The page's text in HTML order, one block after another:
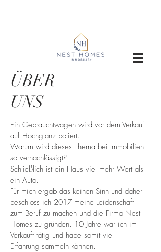
ÜBER
UNS
Ein Gebrauchtwagen wird vor dem Verkauf
auf Hochglanz poliert.
Warum wird dieses Thema bei Immobilien
so vernachlässigt?
Schließlich ist ein Haus viel mehr Wert als
ein Auto.
Für mich ergab das keinen Sinn und daher
beschloss ich 2017 meine Leidenschaft
zum Beruf zu machen und die Firma Nest
Homes zu gründen. 10 Jahre war ich im
Verkauft tätig und habe somit viel
Erfahrung sammeln können.